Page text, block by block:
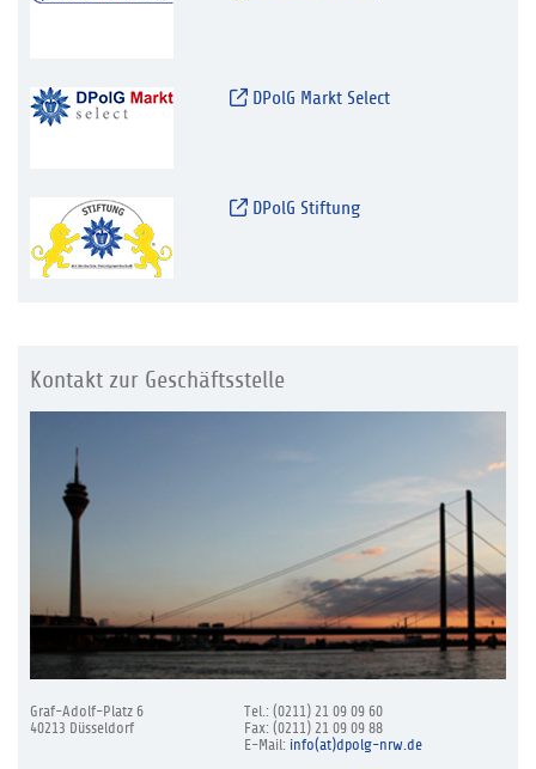
DPolG Markt Select
DPolG Stiftung
Kontakt zur Geschäftsstelle
Graf-Adolf-Platz 6
40213 Düsseldorf
Tel.: (0211) 21 09 09 60
Fax: (0211) 21 09 09 88
E-Mail: info(at)dpolg-nrw.de